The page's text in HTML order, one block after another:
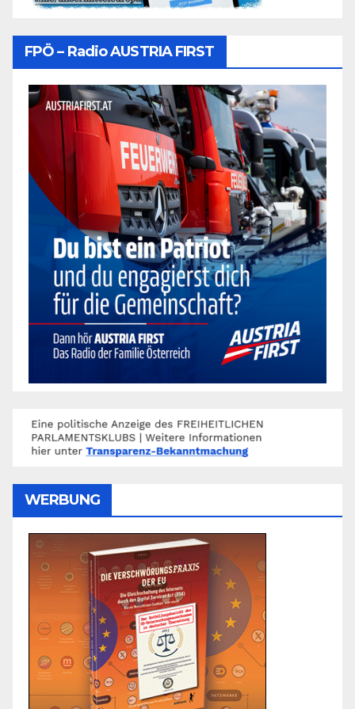
FPÖ – Radio AUSTRIA FIRST
WERBUNG